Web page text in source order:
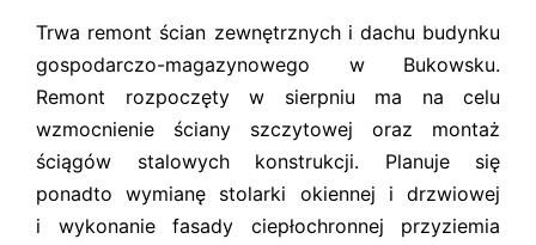
Trwa remont ścian zewnętrznych i dachu budynku
gospodarczo-magazynowego w Bukowsku.
Remont rozpoczęty w sierpniu ma na celu
wzmocnienie ściany szczytowej oraz montaż
ściągów stalowych konstrukcji. Planuje się
ponadto wymianę stolarki okiennej i drzwiowej
i wykonanie fasady ciepłochronnej przyziemia